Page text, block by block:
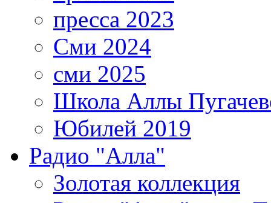
пресса 2023
Сми 2024
сми 2025
Школа Аллы
Юбилей 2019
Радио "Алла"
Золотая коллекция